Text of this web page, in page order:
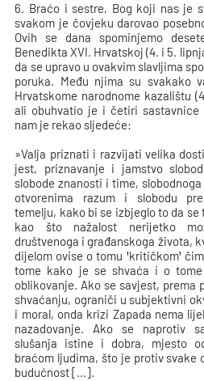
6. Braćo i sestre, Bog koji nas je
svakom je čovjeku darovao
Ovih se dana spominjemo
Benedikta XVI. Hrvatskoj (4. i 5.
da se upravo u ovakvim slavljima
poruka. Među njima su svakako
Hrvatskome narodnome kazalištu
ali obuhvatio je i četiri sastavnice
nam je rekao sljedeće:
»Valja priznati i razvijati velika
jest, priznavanje i jamstvo
slobode znanosti i time,
otvorenima razum i slobodu
temelju, kako bi se izbjeglo to da
kao što nažalost nerijetko
društvenoga i građanskoga života,
dijelom ovise o tomu ꞌkritičkomꞌ
tome kako je se shvaća i o
oblikovanje. Ako se savjest, prema
shvaćanju, ograniči u subjektivni
i moral, onda krizi Zapada nema
nazadovanje. Ako se naprotiv
slušanja istine i dobra, mjesto
braćom ljudima, što je protiv svake
budućnost […].